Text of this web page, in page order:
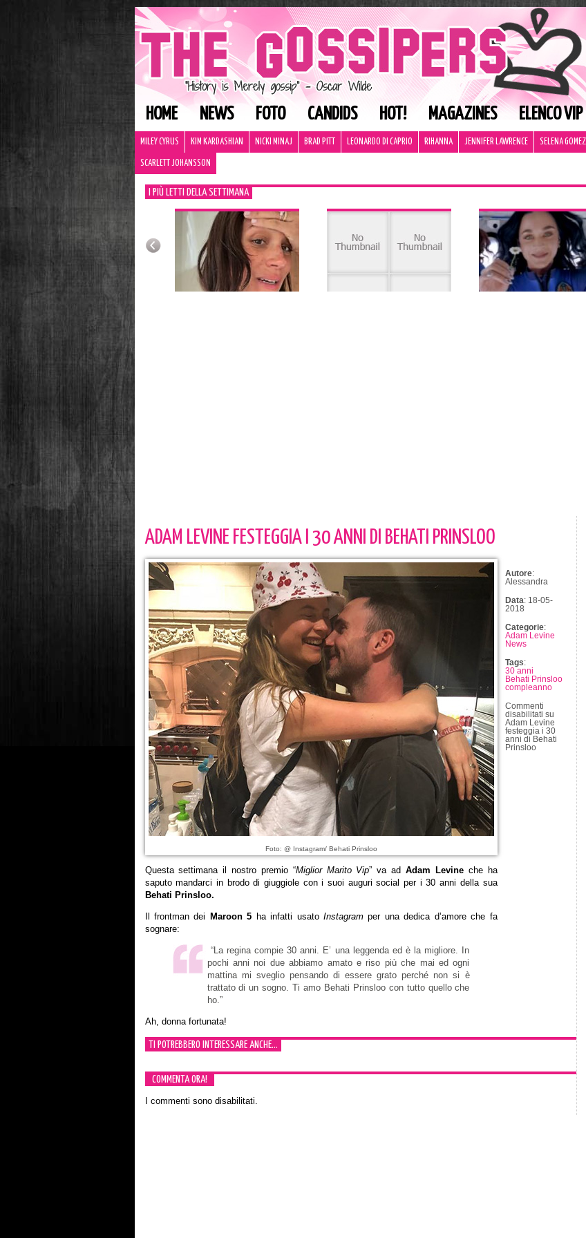
HOME NEWS FOTO CANDIDS HOT! MAGAZINES ELENCO VIP
MILEY CYRUS KIM KARDASHIAN NICKI MINAJ BRAD PITT LEONARDO DI CAPRIO RIHANNA JENNIFER LAWRENCE SELENA GOMEZ
SCARLETT JOHANSSON
I PIÙ LETTI DELLA SETTIMANA
ADAM LEVINE FESTEGGIA I 30 ANNI DI BEHATI PRINSLOO
Foto: @ Instagram/ Behati Prinsloo
Questa settimana il nostro premio “Miglior Marito Vip” va ad Adam Levineche ha
saputo mandarci in brodo di giuggiole con i suoi auguri social per i 30 anni della sua
Behati Prinsloo.
Il frontman dei Maroon 5 ha infatti usatoInstagramper una dedica d’amore che fa
sognare:
“La regina compie 30 anni. E’ una leggenda ed è la migliore. In
pochi anni noi due abbiamo amato e riso più che mai ed ogni
mattina mi sveglio pensando di essere grato perché non si è
trattato di un sogno. Ti amo Behati Prinsloo con tutto quello che
ho.”
Ah, donna fortunata!
Autore:
Alessandra
Data: 18-05-
2018
Categorie:
Adam Levine
News
Tags:
30 anni
Behati Prinsloo
compleanno
Commenti
disabilitati su
Adam Levine
festeggia i 30
anni di Behati
Prinsloo
TI POTREBBERO INTERESSARE ANCHE...
COMMENTA ORA!
I commenti sono disabilitati.